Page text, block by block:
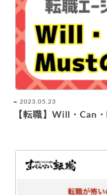
2023.05.23
【転職】Will・Can